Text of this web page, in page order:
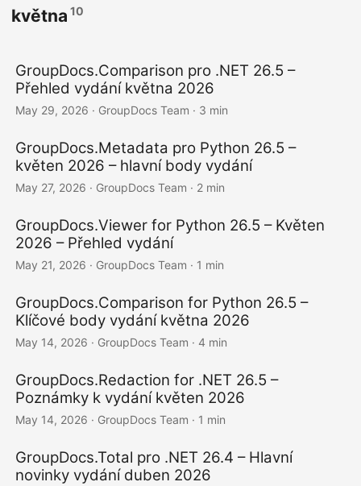
května 10
GroupDocs.Comparison pro .NET 26.5 –
Přehled vydání května 2026
May 29, 2026 · GroupDocs Team · 3 min
GroupDocs.Metadata pro Python 26.5 –
květen 2026 – hlavní body vydání
May 27, 2026 · GroupDocs Team · 2 min
GroupDocs.Viewer for Python 26.5 – Květen
2026 – Přehled vydání
May 21, 2026 · GroupDocs Team · 1 min
GroupDocs.Comparison for Python 26.5 –
Klíčové body vydání května 2026
May 14, 2026 · GroupDocs Team · 4 min
GroupDocs.Redaction for .NET 26.5 –
Poznámky k vydání květen 2026
May 14, 2026 · GroupDocs Team · 1 min
GroupDocs.Total pro .NET 26.4 – Hlavní
novinky vydání duben 2026